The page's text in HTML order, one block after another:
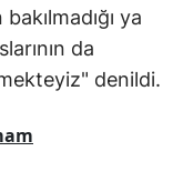
ya
da
denildi.